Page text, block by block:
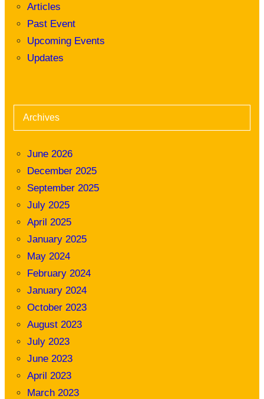
Articles
Past Event
Upcoming Events
Updates
Archives
June 2026
December 2025
September 2025
July 2025
April 2025
January 2025
May 2024
February 2024
January 2024
October 2023
August 2023
July 2023
June 2023
April 2023
March 2023